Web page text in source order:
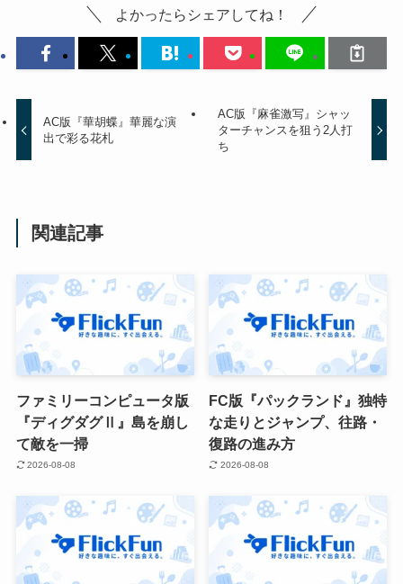
よかったらシェアしてね！
AC版『華胡蝶』華麗な演
出で彩る花札
AC版『麻雀激写』シャッ
ターチャンスを狙う2人打
ち
関連記事
ファミリーコンピュータ版
『ディグダグⅡ』島を崩し
て敵を一掃
2026-08-08
FC版『パックランド』独特
な走りとジャンプ、往路・
復路の進み方
2026-08-08